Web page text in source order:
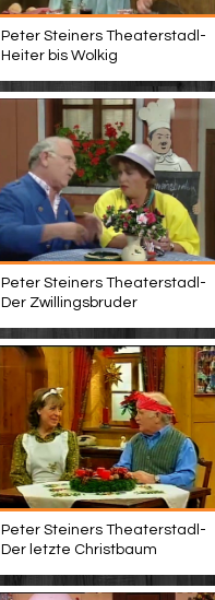
Peter Steiners Theaterstadl-
Heiter bis Wolkig
Peter Steiners Theaterstadl-
Der Zwillingsbruder
Peter Steiners Theaterstadl-
Der letzte Christbaum